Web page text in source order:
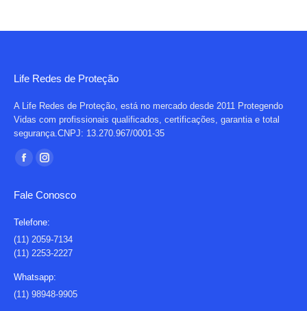
Life Redes de Proteção
A Life Redes de Proteção, está no mercado desde 2011 Protegendo
Vidas com profissionais qualificados, certificações, garantia e total
segurança.CNPJ: 13.270.967/0001-35
Encontre-nos em:
Facebook
opens
in
new
window
Instagram
opens
in
new
window
Fale Conosco
Telefone:
(11) 2059-7134
(11) 2253-2227
Whatsapp:
(11) 98948-9905